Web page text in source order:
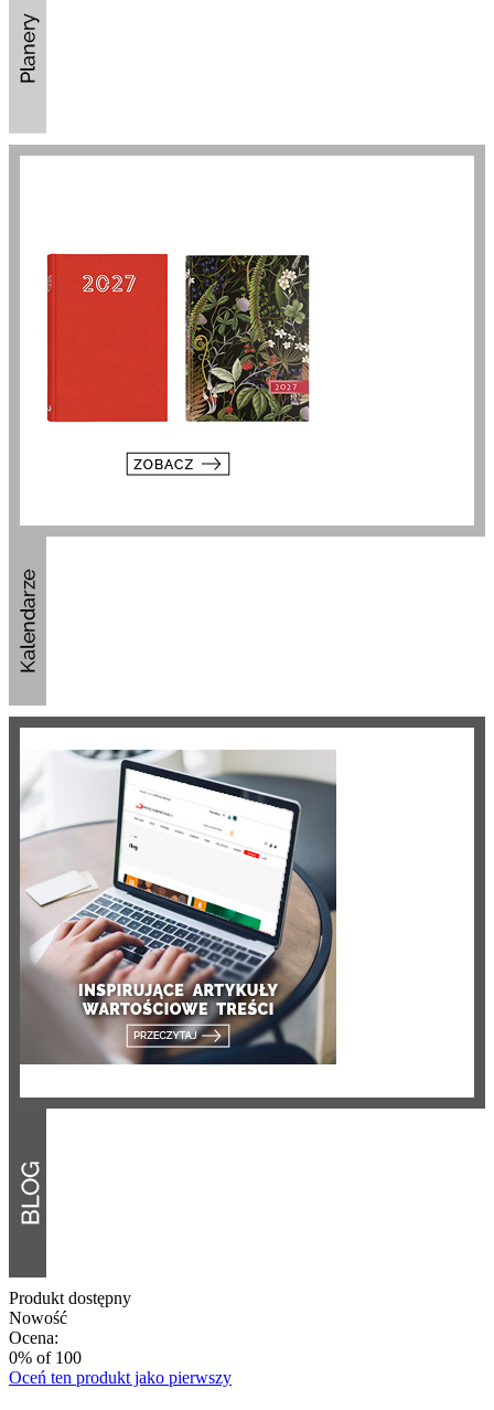
Produkt dostępny
Nowość
Ocena:
0% of 100
Oceń ten produkt jako pierwszy